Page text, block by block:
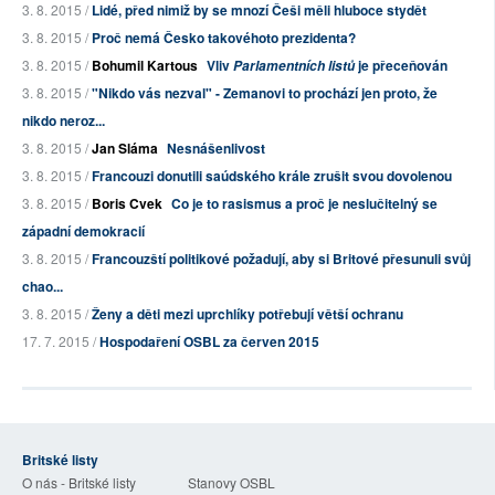
3. 8. 2015 /Lidé, před nimiž by se mnozí Češi měli hluboce stydět
3. 8. 2015 /Proč nemá Česko takovéhoto prezidenta?
3. 8. 2015 /Bohumil Kartous VlivParlamentních listůje přeceňován
3. 8. 2015 /"Nikdo vás nezval" - Zemanovi to prochází jen proto, že
nikdo neroz...
3. 8. 2015 /Jan Sláma Nesnášenlivost
3. 8. 2015 /Francouzi donutili saúdského krále zrušit svou dovolenou
3. 8. 2015 /Boris Cvek Co je to rasismus a proč je neslučitelný se
západní demokracií
3. 8. 2015 /Francouzští politikové požadují, aby si Britové přesunuli svůj
chao...
3. 8. 2015 /Ženy a děti mezi uprchlíky potřebují větší ochranu
17. 7. 2015 /Hospodaření OSBL za červen 2015
Britské listy
O nás - Britské listy Stanovy OSBL